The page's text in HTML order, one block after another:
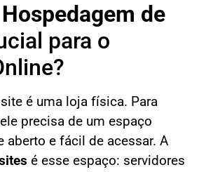
Hospedagem de
para o
é uma loja física. Para
precisa de um espaço
aberto e fácil de acessar. A
é esse espaço: servidores